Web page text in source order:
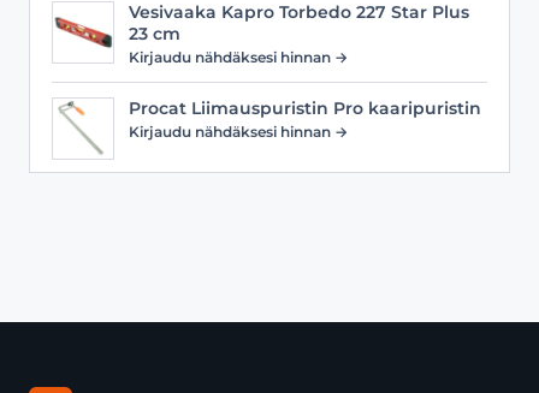
Vesivaaka Kapro Torbedo 227 Star Plus
23 cm
Kirjaudu nähdäksesi hinnan →
Procat Liimauspuristin Pro kaaripuristin
Kirjaudu nähdäksesi hinnan →